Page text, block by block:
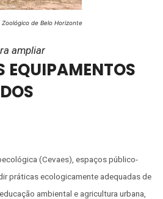
de Belo Horizonte
ampliar
EQUIPAMENTOS
(Cevaes), espaços público-
práticas ecologicamente adequadas de
ambiental e agricultura urbana,